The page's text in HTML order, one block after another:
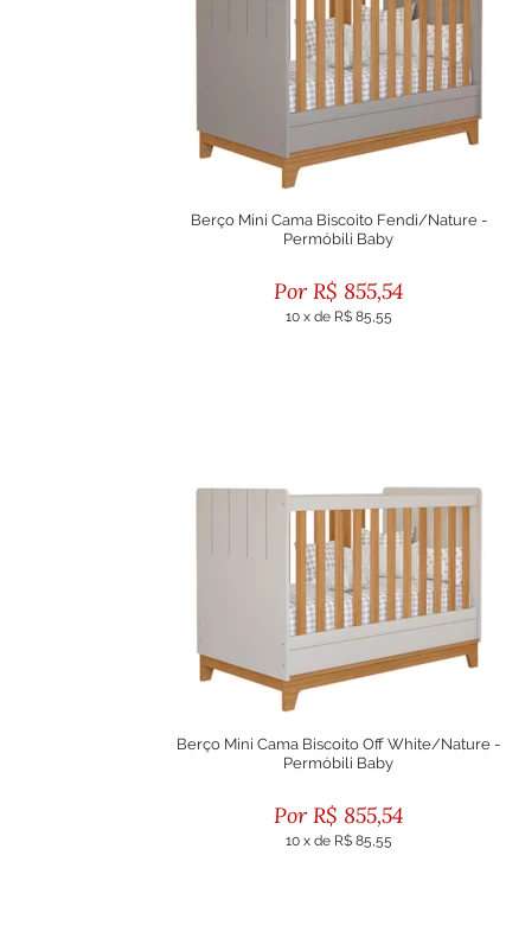
Berço Mini Cama Biscoito Fendi/Nature -
Permóbili Baby
R$ 855,54
10 x de R$ 85,55
Berço Mini Cama Biscoito Off White/Nature -
Permóbili Baby
R$ 855,54
10 x de R$ 85,55